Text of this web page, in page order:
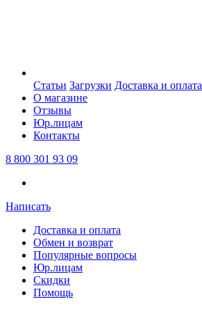
Статьи Загрузки Доставка и оплата
О магазине
Отзывы
Юр.лицам
Контакты
8 800 301 93 09
Написать
Доставка и оплата
Обмен и возврат
Популярные вопросы
Юр.лицам
Скидки
Помощь